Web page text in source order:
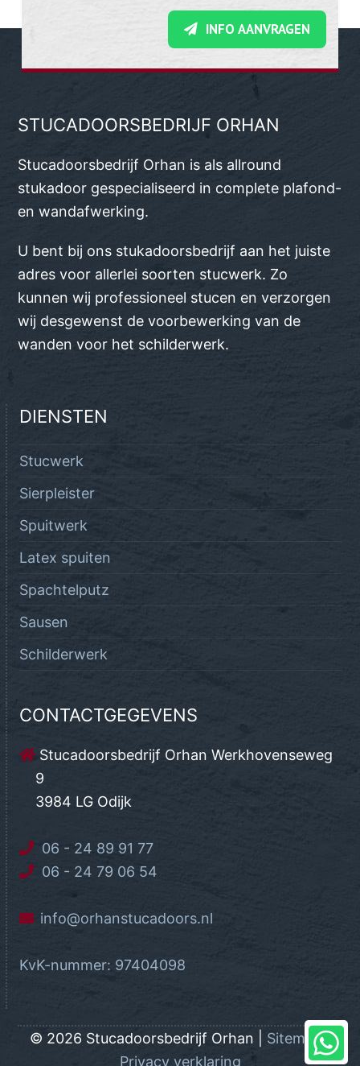
INFO AANVRAGEN
STUCADOORSBEDRIJF ORHAN
Stucadoorsbedrijf Orhan is als allround
stukadoor gespecialiseerd in complete plafond-
en wandafwerking.
U bent bij ons stukadoorsbedrijf aan het juiste
adres voor allerlei soorten stucwerk. Zo
kunnen wij professioneel stucen en verzorgen
wij desgewenst de voorbewerking van de
wanden voor het schilderwerk.
DIENSTEN
Stucwerk
Sierpleister
Spuitwerk
Latex spuiten
Spachtelputz
Sausen
Schilderwerk
CONTACTGEGEVENS
Stucadoorsbedrijf Orhan Werkhovenseweg
9
3984 LG Odijk
06 - 24 89 91 77
06 - 24 79 06 54
info@orhanstucadoors.nl
KvK-nummer: 97404098
© 2026 Stucadoorsbedrijf Orhan | Sitemap|
Privacy verklaring